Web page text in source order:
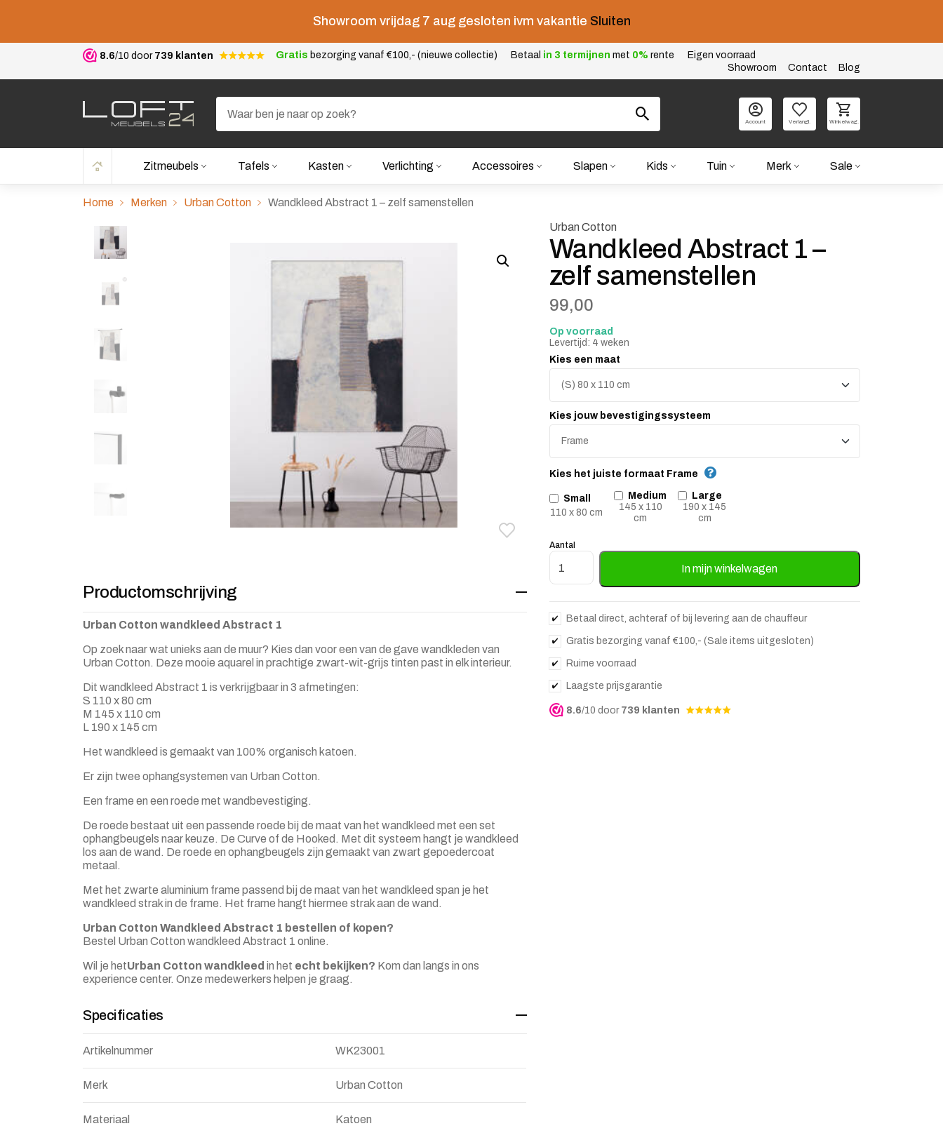
Showroom vrijdag 7 aug gesloten ivm vakantie Sluiten
8.6/10 door 739 klanten Gratis bezorging vanaf €100,- (nieuwe collectie) Betaal in 3 termijnen met 0% rente
Eigen voorraad
Showroom
Contact Blog
Account Verlangl. Winkelwag.
Zitmeubels Tafels Kasten Verlichting Accessoires Slapen Kids Tuin Merk Sale
Home Merken Urban Cotton Wandkleed Abstract 1 – zelf samenstellen
Toevoegen aan verlanglijstje
Verwijderen van verlanglijst
Productomschrijving
Urban Cotton wandkleed Abstract 1
Op zoek naar wat unieks aan de muur? Kies dan voor een van de gave wandkleden van
Urban Cotton. Deze mooie aquarel in prachtige zwart-wit-grijs tinten past in elk interieur.
Dit wandkleed Abstract 1 is verkrijgbaar in 3 afmetingen:
S 110 x 80 cm
M 145 x 110 cm
L 190 x 145 cm
Het wandkleed is gemaakt van 100% organisch katoen.
Er zijn twee ophangsystemen van Urban Cotton.
Een frame en een roede met wandbevestiging.
De roede bestaat uit een passende roede bij de maat van het wandkleed met een set
ophangbeugels naar keuze. De Curve of de Hooked. Met dit systeem hangt je wandkleed
los aan de wand. De roede en ophangbeugels zijn gemaakt van zwart gepoedercoat
metaal.
Met het zwarte aluminium frame passend bij de maat van het wandkleed span je het
wandkleed strak in de frame. Het frame hangt hiermee strak aan de wand.
Urban Cotton Wandkleed Abstract 1 bestellen of kopen?
Bestel Urban Cotton wandkleed Abstract 1 online.
Wil je hetUrban Cotton wandkleed in het echt bekijken? Kom dan langs in ons
experience center. Onze medewerkers helpen je graag.
Specificaties
Artikelnummer WK23001
Merk Urban Cotton
Materiaal Katoen
Urban Cotton
Wandkleed Abstract 1 –
zelf samenstellen
99,00
Op voorraad
Levertijd: 4 weken
Kies een maat
Kies jouw bevestigingssysteem
Kies het juiste formaat Frame
Small
110 x 80 cm
Medium
145 x 110
cm
Large
190 x 145
cm
Aantal
Wandkleed Abstract 1 - zelf samenstellen aantal
In mijn winkelwagen
Betaal direct, achteraf of bij levering aan de chauffeur
Gratis bezorging vanaf €100,- (Sale items uitgesloten)
Ruime voorraad
Laagste prijsgarantie
8.6/10 door 739 klanten